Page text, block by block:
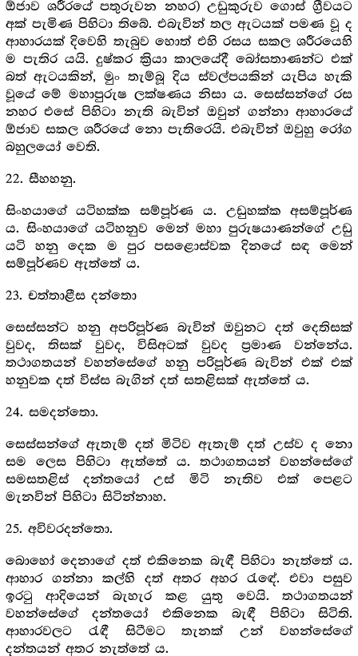
ඕජාව ශරීරයේ පතුරුවන නහර) උඩුකුරුව ගොස් ග්‍රීවයට
අක් පැමිණ පිහිටා තිබේ. එබැවින් තල ඇටයක් පමණ වූ ද
ආහාරයක් දිවෙහි තැබුව හොත් එහි රසය සකල ශරීරයෙහි
ම පැතිර යයි. දුෂ්කර ක්‍රියා කාලයේදී බෝසතාණන්ට එක්
බත් ඇටයකින්, මුං තැම්බූ දිය ස්වල්පයකින් යැපිය හැකි
වූයේ මේ මහාපුරුෂ ලක්ෂණය නිසා ය. සෙස්සන්ගේ රස
නහර එසේ පිහිටා නැති බැවින් ඔවුන් ගන්නා ආහාරයේ
ඕජාව සකල ශරීරයේ නො පැතිරෙයි. එබැවින් ඔවුහු රෝග
බහුලයෝ වෙති.
22. සීහහනු.
සිංහයාගේ යටිහක්ක සම්පූර්ණ ය. උඩුහක්ක අසම්පූර්ණ
ය. සිංහයාගේ යටිහනුව මෙන් මහා පුරුෂයාණන්ගේ උඩු
යටි හනු දෙක ම පුර පසළොස්වක දිනයේ සඳ මෙන්
සම්පූර්ණව ඇත්තේ ය.
23. චත්තාළීස දන්තො
සෙස්සන්ට හනු අපරිපූර්ණ බැවින් ඔවුනට දත් දෙතිසක්
වුවද, තිසක් වුවද, විසිඅටක් වුවද ප්‍රමාණ වන්නේය.
තථාගතයන් වහන්සේගේ හනු පරිපූර්ණ බැවින් එක් එක්
හනුවක දත් විස්ස බැගින් දත් සතළිසක් ඇත්තේ ය.
24. සමදන්තො.
සෙස්සන්ගේ ඇතැම් දත් මිටිව ඇතැම් දත් උස්ව ද නො
සම ලෙස පිහිටා ඇත්තේ ය. තථාගතයන් වහන්සේගේ
සමසතළිස් දන්තයෝ උස් මිටි නැතිව එක් පෙළට
මැනවින් පිහිටා සිටින්නාහ.
25. අවිවරදන්තො.
බොහෝ දෙනාගේ දත් එකිනෙක බැඳී පිහිටා නැත්තේ ය.
ආහාර ගන්නා කල්හි දත් අතර අහර රැඳේ. එවා පසුව
ඉරටු ආදියෙන් බැහැර කළ යුතු වෙයි. තථාගතයන්
වහන්සේගේ දන්තයෝ එකිනෙක බැඳී පිහිටා සිටිති.
ආහාරවලට රැඳී සිටීමට තැනක් උන් වහන්සේගේ
දන්තයන් අතර නැත්තේ ය.